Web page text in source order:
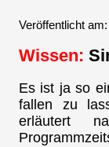
Veröffentlicht
Wissen:
Es ist ja so
fallen zu
erläutert